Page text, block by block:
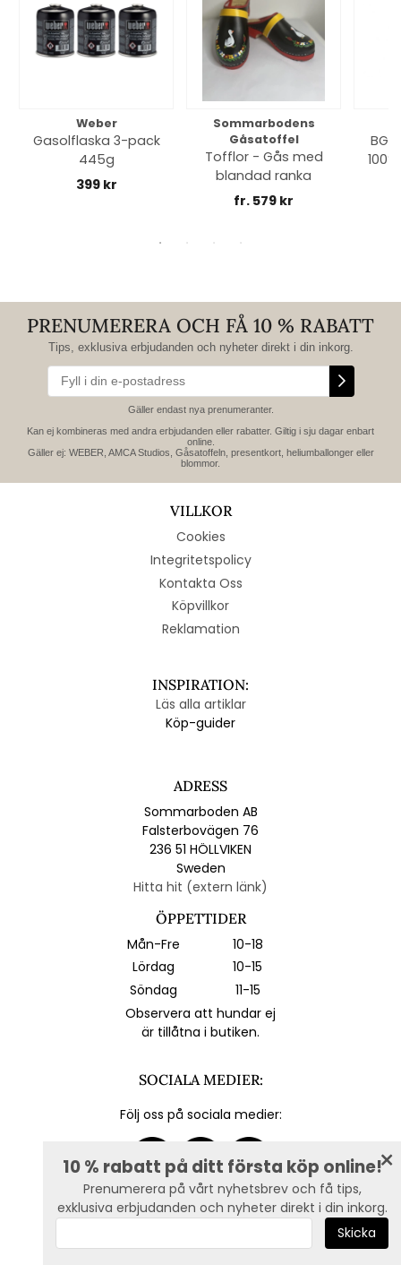
Weber
Gasolflaska 3-pack
445g
399 kr
Sommarbodens
Gåsatoffel
Tofflor - Gås med
blandad ranka
fr. 579 kr
10 % rabatt på ditt första köp online!
Prenumerera på vårt nyhetsbrev och få tips,
exklusiva erbjudanden och nyheter direkt i din inkorg.
PRENUMERERA OCH FÅ 10 % RABATT
Tips, exklusiva erbjudanden och nyheter direkt i din inkorg.
Gäller endast nya prenumeranter.
Kan ej kombineras med andra erbjudanden eller rabatter. Giltig i sju dagar enbart
online.
Gäller ej: WEBER, AMCA Studios, Gåsatoffeln, presentkort, heliumballonger eller
blommor.
VILLKOR
Cookies
Integritetspolicy
Kontakta Oss
Köpvillkor
Reklamation
INSPIRATION:
Läs alla artiklar
Köp-guider
ADRESS
Sommarboden AB
Falsterbovägen 76
236 51 HÖLLVIKEN
Sweden
Hitta hit (extern länk)
ÖPPETTIDER
Mån-Fre
10-18
Lördag
10-15
Söndag
11-15
Observera att hundar ej
är tillåtna i butiken.
SOCIALA MEDIER:
Följ oss på sociala medier: